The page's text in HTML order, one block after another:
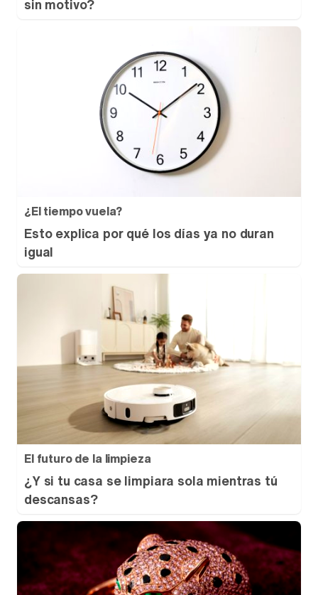
sin motivo?
¿El tiempo vuela?
Esto explica por qué los días ya no duran
igual
El futuro de la limpieza
¿Y si tu casa se limpiara sola mientras tú
descansas?